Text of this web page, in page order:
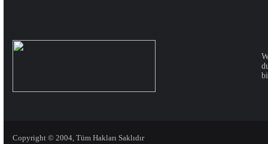
Copyright © 2004, Tüm Hakları Saklıdır